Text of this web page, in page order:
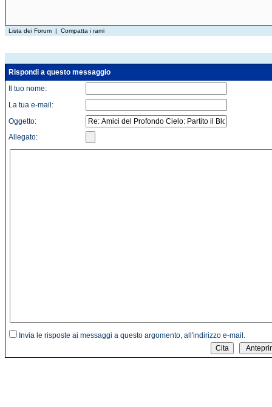
Lista dei Forum | Compatta i rami
Rispondi a questo messaggio
Il tuo nome:
La tua e-mail:
Oggetto:
Allegato:
Invia le risposte ai messaggi a questo argomento, all'indirizzo e-mail.